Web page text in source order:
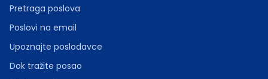
Pretraga poslova
Poslovi na email
Upoznajte poslodavce
Dok tražite posao